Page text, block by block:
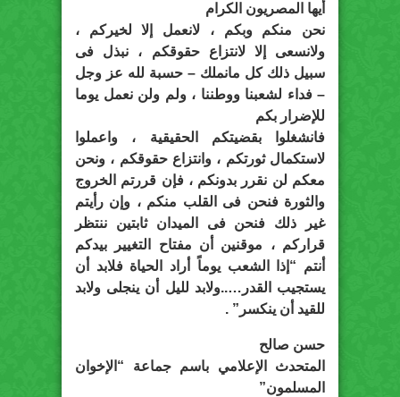
أيها المصريون الكرام
نحن منكم وبكم ، لانعمل إلا لخيركم ،
ولانسعى إلا لانتزاع حقوقكم ، نبذل فى
سبيل ذلك كل مانملك – حسبة لله عز وجل
– فداء لشعبنا ووطننا ، ولم ولن نعمل يوما
للإضرار بكم
فانشغلوا بقضيتكم الحقيقية ، واعملوا
لاستكمال ثورتكم ، وانتزاع حقوقكم ، ونحن
معكم لن نقرر بدونكم ، فإن قررتم الخروج
والثورة فنحن فى القلب منكم ، وإن رأيتم
غير ذلك فنحن فى الميدان ثابتين ننتظر
قراركم ، موقنين أن مفتاح التغيير بيدكم
أنتم “إذا الشعب يوماً أراد الحياة فلابد أن
يستجيب القدر…..ولابد لليل أن ينجلى ولابد
للقيد أن ينكسر” .
حسن صالح
المتحدث الإعلامي باسم جماعة “الإخوان
المسلمون”